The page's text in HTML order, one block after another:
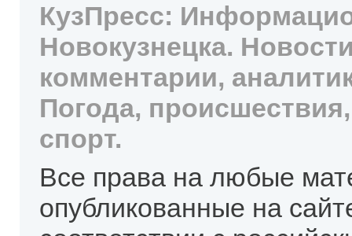
КузПресс:
Новокузнецка.
комментарии,
Погода,
спорт.
Все права на любые
опубликованные на